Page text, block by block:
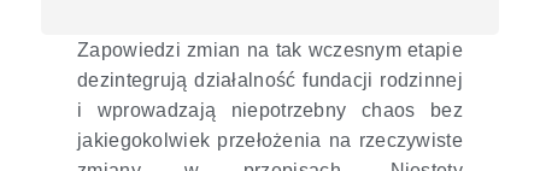
Zapowiedzi zmian na tak wczesnym etapie
dezintegrują działalność fundacji rodzinnej
i wprowadzają niepotrzebny chaos bez
jakiegokolwiek przełożenia na rzeczywiste